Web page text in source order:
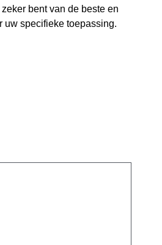
bent van de beste en
uw specifieke toepassing.